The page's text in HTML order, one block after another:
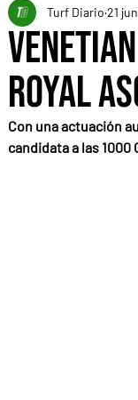
Royal
Turf Diario 21
Con una actuación
candidata a las 1000